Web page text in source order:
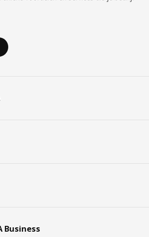
Business